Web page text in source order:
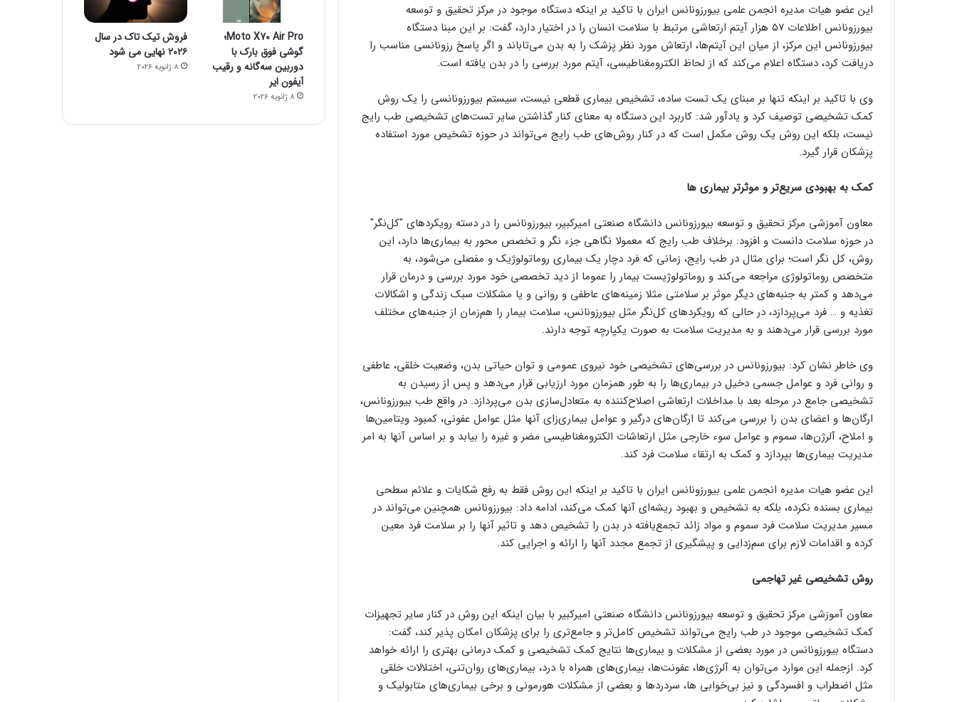
این عضو هیات مدیره انجمن علمی بیورزونانس ایران با تاکید بر اینکه دستگاه موجود در مرکز تحقیق و توسعه
بیورزونانس اطلاعات ۵۷ هزار آیتم ارتعاشی مرتبط با سلامت انسان را در اختیار دارد، گفت: بر این مبنا دستگاه
بیورزونانس این مرکز، از میان این آیتم‌ها، ارتعاش مورد نظر پزشک را به بدن می‌تاباند و اگر پاسخ رزونانسی مناسب را
دریافت کرد، دستگاه اعلام می‌کند که از لحاظ الکترومغناطیسی، آیتم مورد بررسی را در بدن یافته است.
وی با تاکید بر اینکه تنها بر مبنای یک تست ساده، تشخیص بیماری قطعی نیست، سیستم بیورزونانسی را یک روش
کمک تشخیصی توصیف کرد و یادآور شد: کاربرد این دستگاه به معنای کنار گذاشتن سایر تست‌های تشخیصی طب رایج
نیست، بلکه این روش یک روش مکمل است که در کنار روش‌های طب رایج می‌تواند در حوزه تشخیص مورد استفاده
پزشکان قرار گیرد.
کمک به بهبودی سریع‌تر و موثرتر بیماری ها
معاون آموزشی مرکز تحقیق و توسعه بیورزونانس دانشگاه صنعتی امیرکبیر، بیورزونانس را در دسته رویکردهای "کل‌نگر"
در حوزه سلامت دانست و افزود: برخلاف طب رایج که معمولا نگاهی جزء نگر و تخصص محور به بیماری‌ها دارد، این
روش، کل نگر است؛ برای مثال در طب رایج، زمانی که فرد دچار یک بیماری روماتولوژیک و مفصلی می‌شود، به
متخصص روماتولوژی مراجعه می‌کند و روماتولوژیست بیمار را عموما از دید تخصصی خود مورد بررسی و درمان قرار
می‌دهد و کمتر به جنبه‌های دیگر موثر بر سلامتی مثلا زمینه‌های عاطفی و روانی و یا مشکلات سبک زندگی و اشکالات
تغذیه و … فرد می‌پردازد، در حالی که رویکردهای کل‌نگر مثل بیورزونانس، سلامت بیمار را هم‌زمان از جنبه‌های مختلف
مورد بررسی قرار می‌دهند و به مدیریت سلامت به صورت یکپارچه توجه دارند.
وی خاطر نشان کرد: بیورزونانس در بررسی‌های تشخیصی خود نیروی عمومی و توان حیاتی بدن، وضعیت خلقی، عاطفی
و روانی فرد و عوامل جسمی دخیل در بیماری‌ها را به طور همزمان مورد ارزیابی قرار می‌دهد و پس از رسیدن به
تشخیصی جامع در مرحله بعد با مداخلات ارتعاشی اصلاح‌کننده به متعادل‌سازی بدن می‌پردازد. در واقع طب بیورزونانس،
ارگان‌ها و اعضای بدن را بررسی می‌کند تا ارگان‌های درگیر و عوامل بیماری‌زای آنها مثل عوامل عفونی، کمبود ویتامین‌ها
و املاح، آلرژن‌ها، سموم و عوامل سوء خارجی مثل ارتعاشات الکترومغناطیسی مضر و غیره را بیابد و بر اساس آنها به امر
مدیریت بیماری‌ها بپردازد و کمک به ارتقاء سلامت فرد کند.
این عضو هیات مدیره انجمن علمی بیورزونانس ایران با تاکید بر اینکه این روش فقط به رفع شکایات و علائم سطحی
بیماری بسنده نکرده، بلکه به تشخیص و بهبود ریشه‌ای آنها کمک می‌کند، ادامه داد: بیورزونانس همچنین می‌تواند در
مسیر مدیریت سلامت فرد سموم و مواد زائد تجمع‌یافته در بدن را تشخیص دهد و تاثیر آنها را بر سلامت فرد معین
کرده و اقدامات لازم برای سم‌زدایی و پیشگیری از تجمع مجدد آنها را ارائه و اجرایی کند.
روش تشخیصی غیر تهاجمی
معاون آموزشی مرکز تحقیق و توسعه بیورزونانس دانشگاه صنعتی امیرکبیر با بیان اینکه این روش در کنار سایر تجهیزات
کمک تشخیصی موجود در طب رایج می‌تواند تشخیص کامل‌تر و جامع‌تری را برای پزشکان امکان پذیر کند، گفت:
دستگاه بیورزونانس در مورد بعضی از مشکلات و بیماری‌ها نتایج کمک تشخیصی و کمک درمانی بهتری را ارائه خواهد
کرد. ازجمله این موارد می‌توان به آلرژی‌ها، عفونت‌ها، بیماری‌های همراه با درد، بیماری‌های روان‌تنی، اختلالات خلقی
مثل اضطراب و افسردگی و نیز بی‌خوابی ها، سردردها و بعضی از مشکلات هورمونی و برخی بیماری‌های متابولیک و
Moto X70 Air Pro؛
گوشی فوق بارک با
دوربین سه‌گانه و رقیب
آیفون ایر
8 ژانویه 2026
فروش تیک تاک در سال
۲۰۲۶ نهایی می شود
8 ژانویه 2026